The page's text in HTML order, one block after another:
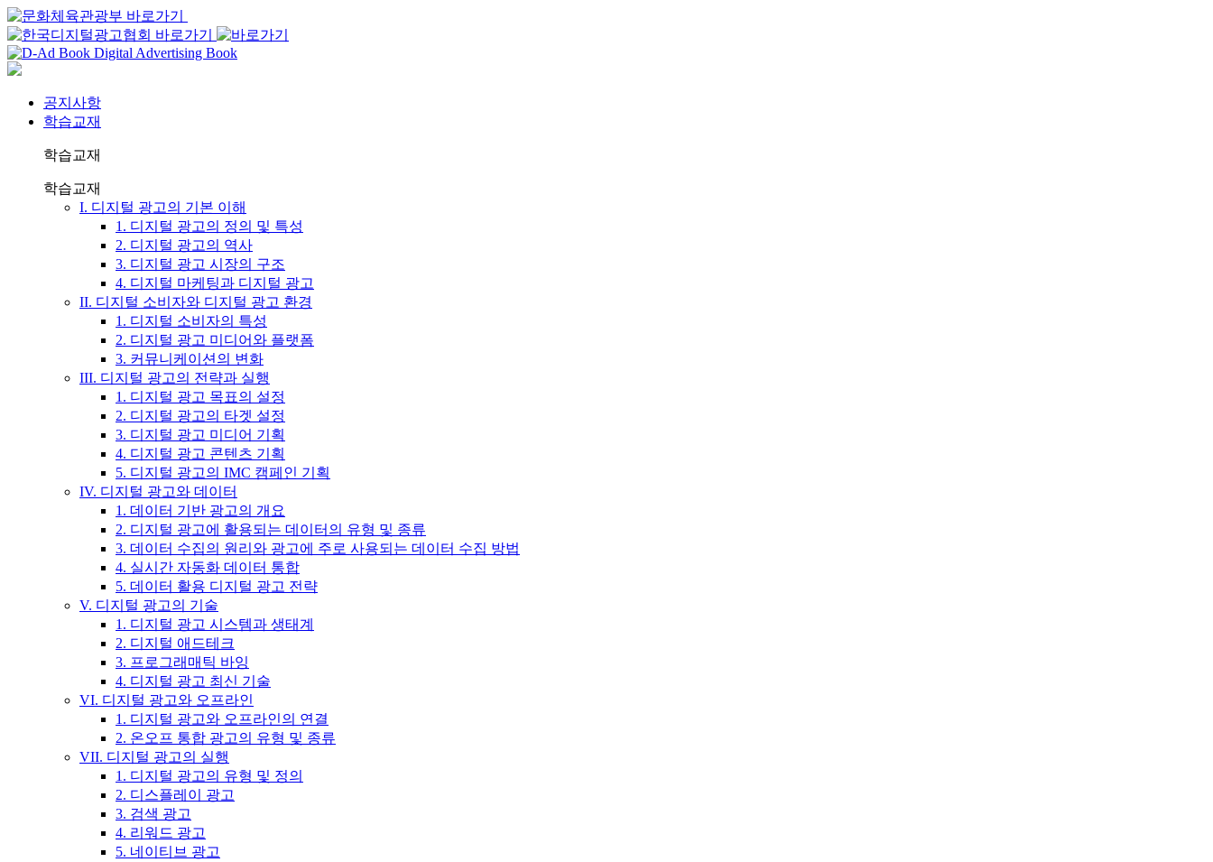
공지사항
학습교재
학습교재
학습교재
I. 디지털 광고의 기본 이해
1. 디지털 광고의 정의 및 특성
2. 디지털 광고의 역사
3. 디지털 광고 시장의 구조
4. 디지털 마케팅과 디지털 광고
II. 디지털 소비자와 디지털 광고 환경
1. 디지털 소비자의 특성
2. 디지털 광고 미디어와 플랫폼
3. 커뮤니케이션의 변화
III. 디지털 광고의 전략과 실행
1. 디지털 광고 목표의 설정
2. 디지털 광고의 타겟 설정
3. 디지털 광고 미디어 기획
4. 디지털 광고 콘텐츠 기획
5. 디지털 광고의 IMC 캠페인 기획
IV. 디지털 광고와 데이터
1. 데이터 기반 광고의 개요
2. 디지털 광고에 활용되는 데이터의 유형 및 종류
3. 데이터 수집의 원리와 광고에 주로 사용되는 데이터 수집 방법
4. 실시간 자동화 데이터 통합
5. 데이터 활용 디지털 광고 전략
V. 디지털 광고의 기술
1. 디지털 광고 시스템과 생태계
2. 디지털 애드테크
3. 프로그래매틱 바잉
4. 디지털 광고 최신 기술
VI. 디지털 광고와 오프라인
1. 디지털 광고와 오프라인의 연결
2. 온오프 통합 광고의 유형 및 종류
VII. 디지털 광고의 실행
1. 디지털 광고의 유형 및 정의
2. 디스플레이 광고
3. 검색 광고
4. 리워드 광고
5. 네이티브 광고